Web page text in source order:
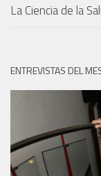
La Ciencia de la
ENTREVISTAS DEL